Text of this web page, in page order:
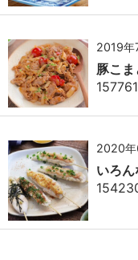
2019年
豚こ
2020年
いろ